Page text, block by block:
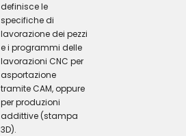
definisce le
specifiche di
lavorazione dei pezzi
e i programmi delle
lavorazioni CNC per
asportazione
tramite CAM, oppure
per produzioni
addittive (stampa
3D).